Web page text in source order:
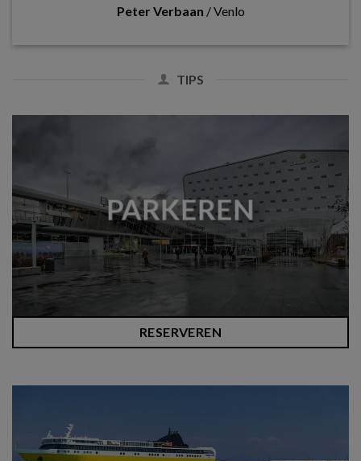
Peter Verbaan /Venlo
TIPS
PARKEREN
RESERVEREN